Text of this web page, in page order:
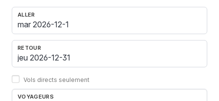
ALLER
RETOUR
Vols directs seulement
VOYAGEURS